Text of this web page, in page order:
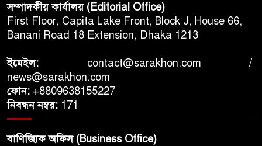
সম্পাদকীয় কার্যালয় (Editorial Office)
First Floor, Capita Lake Front, Block J, House 66,
Banani Road 18 Extension, Dhaka 1213
ইমেইল: contact@sarakhon.com /
news@sarakhon.com
ফোন: +8809638155227
নিবন্ধন নম্বর: 171
বাণিজ্যিক অফিস (Business Office)